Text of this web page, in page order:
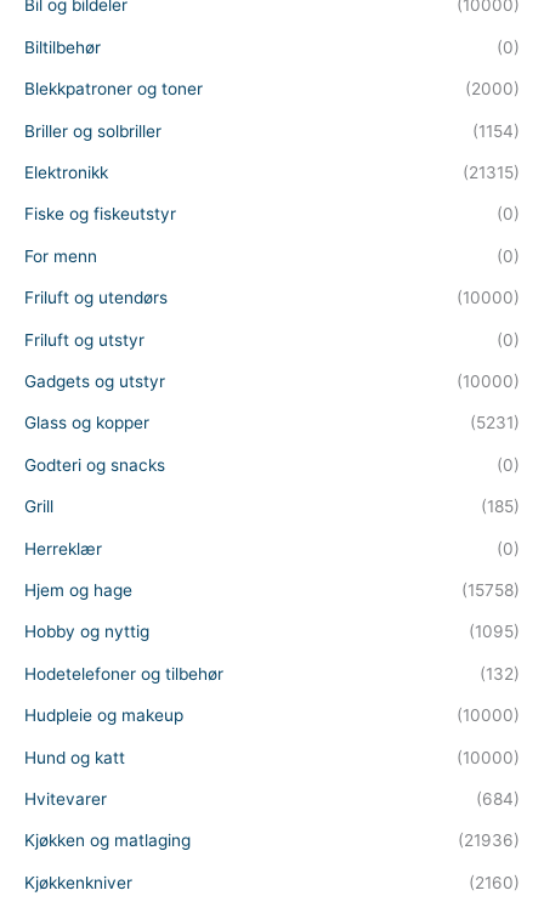
Bil og bildeler (10000)
Biltilbehør (0)
Blekkpatroner og toner (2000)
Briller og solbriller (1154)
Elektronikk (21315)
Fiske og fiskeutstyr (0)
For menn (0)
Friluft og utendørs (10000)
Friluft og utstyr (0)
Gadgets og utstyr (10000)
Glass og kopper (5231)
Godteri og snacks (0)
Grill (185)
Herreklær (0)
Hjem og hage (15758)
Hobby og nyttig (1095)
Hodetelefoner og tilbehør (132)
Hudpleie og makeup (10000)
Hund og katt (10000)
Hvitevarer (684)
Kjøkken og matlaging (21936)
Kjøkkenkniver (2160)